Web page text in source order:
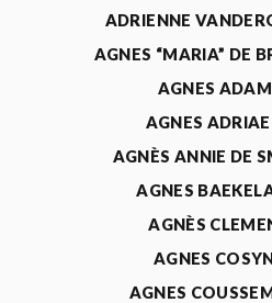
ADRIENNE
AGNES “MARIA” DE
AGNES
AGNES
AGNÈS ANNIE DE
AGNES
AGNÈS
AGNES
AGNES